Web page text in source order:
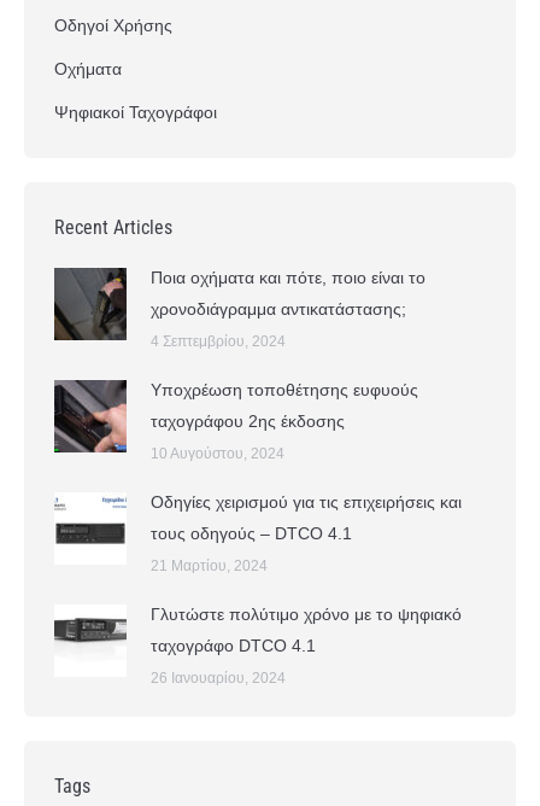
Οδηγοί Χρήσης
Οχήματα
Ψηφιακοί Ταχογράφοι
Recent Articles
Ποια οχήματα και πότε, ποιο είναι το
χρονοδιάγραμμα αντικατάστασης;
4 Σεπτεμβρίου, 2024
Υποχρέωση τοποθέτησης ευφυούς
ταχογράφου 2ης έκδοσης
10 Αυγούστου, 2024
Οδηγίες χειρισμού για τις επιχειρήσεις και
τους οδηγούς – DTCO 4.1
21 Μαρτίου, 2024
Γλυτώστε πολύτιμο χρόνο με το ψηφιακό
ταχογράφο DTCO 4.1
26 Ιανουαρίου, 2024
Tags